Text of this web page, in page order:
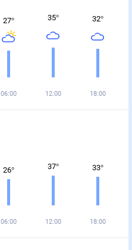
27°
06:00
35°
12:00
32°
18:00
26°
06:00
37°
12:00
33°
18:00